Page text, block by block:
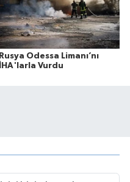
Rusya Odessa Limanı’nı
İHA'larla Vurdu